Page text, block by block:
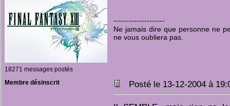
18271 messages postés
--------------------
Ne jamais dire que personne ne
ne vous oubliera pas.
Membre désinscrit Posté le 13-12-2004 à